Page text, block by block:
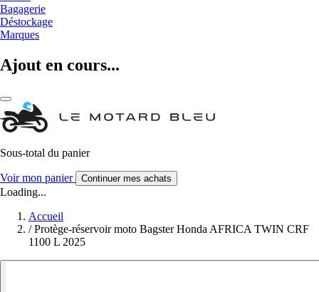
Bagagerie
Déstockage
Marques
Ajout en cours...
Sous-total du panier
Voir mon panier Continuer mes achats
Loading...
Accueil
/ Protège-réservoir moto Bagster Honda AFRICA TWIN CRF
1100 L 2025